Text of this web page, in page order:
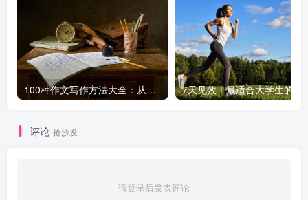
100种作文写作方法大全：从基础到高级，轻松提升写作水平！
评论 抢沙发
请登录后发表评论